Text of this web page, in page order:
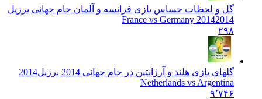
گل و لحظات حساس بازی فرانسه و آلمان جام جهانی برزیل
2014
گلهای بازی هلند و آرژانتین در جام جهانی 2014 برزیل
2014
Netherlands vs Argentina